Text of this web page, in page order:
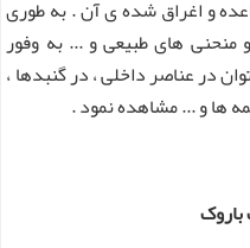
و اغراق شده ی آن . به طوری
های طبیعی و ... به وفور
در عناصر داخلی ، در گنبدها ،
ها و ... مشاهده نمود .